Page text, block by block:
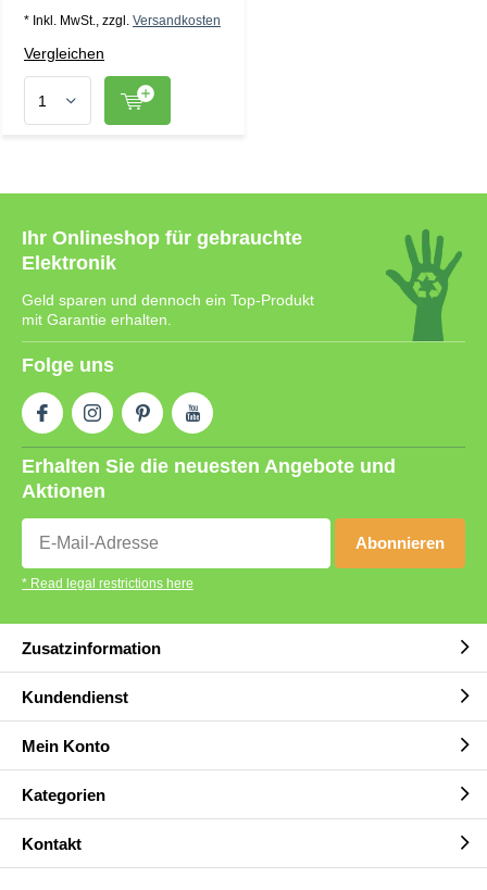
* Inkl. MwSt., zzgl. Versandkosten
Vergleichen
Ihr Onlineshop für gebrauchte
Elektronik
Geld sparen und dennoch ein Top-Produkt
mit Garantie erhalten.
Folge uns
Erhalten Sie die neuesten Angebote und
Aktionen
Abonnieren
* Read legal restrictions here
Zusatzinformation
Kundendienst
Mein Konto
Kategorien
Kontakt